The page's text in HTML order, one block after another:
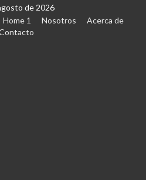
de 2026
Home 1 Nosotros
Acerca de